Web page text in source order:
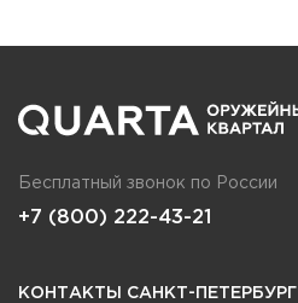
Бесплатный звонок по России
+7 (800) 222-43-21
КОНТАКТЫ САНКТ-ПЕТЕРБУРГ